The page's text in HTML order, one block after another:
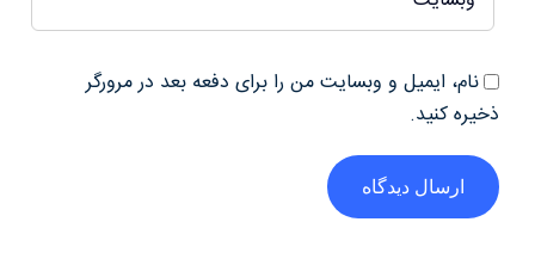
نام، ایمیل و وبسایت من را برای دفعه بعد در مرورگر
ذخیره کنید.